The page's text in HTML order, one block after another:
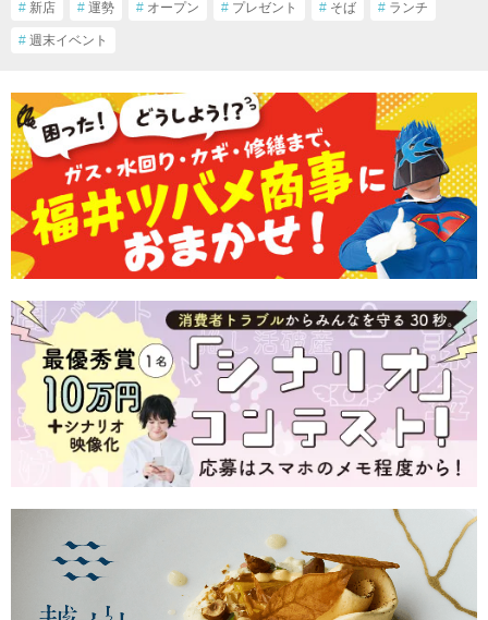
# 新店 # 運勢 # オープン # プレゼント # そば # ランチ
# 週末イベント